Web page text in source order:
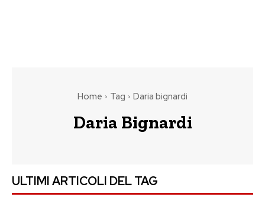
Home Tag Daria bignardi
Daria Bignardi
ULTIMI ARTICOLI DEL TAG